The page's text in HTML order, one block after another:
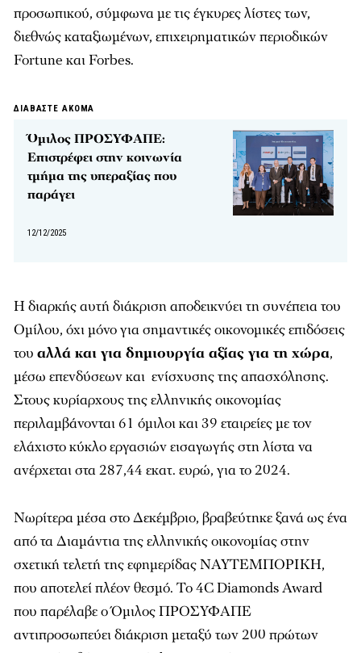
προσωπικού, σύμφωνα με τις έγκυρες λίστες των,
διεθνώς καταξιωμένων, επιχειρηματικών περιοδικών
Fortune και Forbes.
ΔΙΑΒΑΣΤΕ ΑΚΟΜΑ
Όμιλος ΠΡΟΣΥΦΑΠΕ:
Επιστρέφει στην κοινωνία
τμήμα της υπεραξίας που
παράγει
12/12/2025
Η διαρκής αυτή διάκριση αποδεικνύει τη συνέπεια του
Ομίλου, όχι μόνο για σημαντικές οικονομικές επιδόσεις
του αλλά και για δημιουργία αξίας για τη χώρα,
μέσω επενδύσεων και ενίσχυσης της απασχόλησης.
Στους κυρίαρχους της ελληνικής οικονομίας
περιλαμβάνονται 61 όμιλοι και 39 εταιρείες με τον
ελάχιστο κύκλο εργασιών εισαγωγής στη λίστα να
ανέρχεται στα 287,44 εκατ. ευρώ, για το 2024.
Νωρίτερα μέσα στο Δεκέμβριο, βραβεύτηκε ξανά ως ένα
από τα Διαμάντια της ελληνικής οικονομίας στην
σχετική τελετή της εφημερίδας ΝΑΥΤΕΜΠΟΡΙΚΗ,
που αποτελεί πλέον θεσμό. Το 4C Diamonds Award
που παρέλαβε ο Όμιλος ΠΡΟΣΥΦΑΠΕ
αντιπροσωπεύει διάκριση μεταξύ των 200 πρώτων